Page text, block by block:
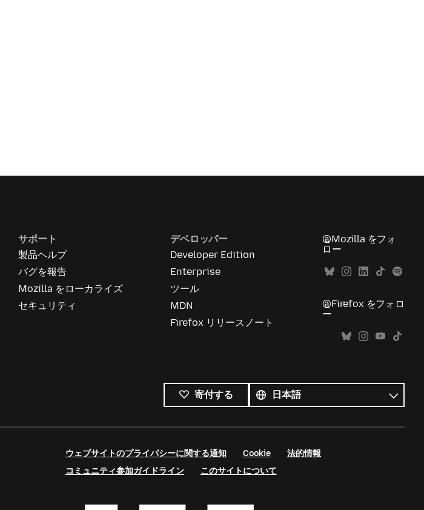
サポート
製品ヘルプ
バグを報告
Mozilla をローカライズ
セキュリティ
デベロッパー
Developer Edition
Enterprise
ツール
MDN
Firefox リリースノート
@Mozilla をフォ
ロー
@Firefox をフォロ
ー
寄付する
べ
て
の
言
語
ウェブサイトのプライバシーに関する通知 Cookie
法的情報
コミュニティ参加ガイドライン
このサイトについて